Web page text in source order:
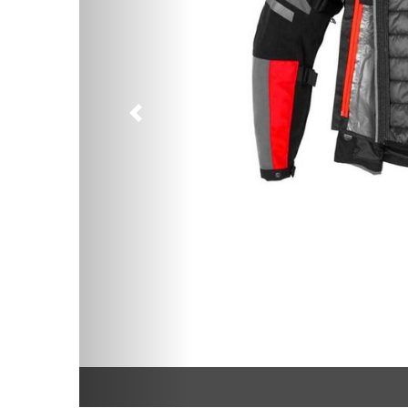
Предыдущий